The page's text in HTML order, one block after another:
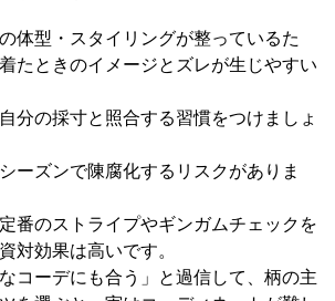
体型・スタイリングが整っているた
たときのイメージとズレが生じやすい
分の採寸と照合する習慣をつけましょ
ーズンで陳腐化するリスクがありま
番のストライプやギンガムチェックを
対効果は高いです。
コーデにも合う」と過信して、柄の主